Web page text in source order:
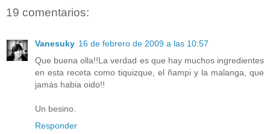
19 comentarios:
Vanesuky 16 de febrero de 2009 a las 10:57
Que buena olla!!La verdad es que hay muchos ingredientes
en esta receta como tiquizque, el ñampi y la malanga, que
jamás habia oido!!
Un besino.
Responder